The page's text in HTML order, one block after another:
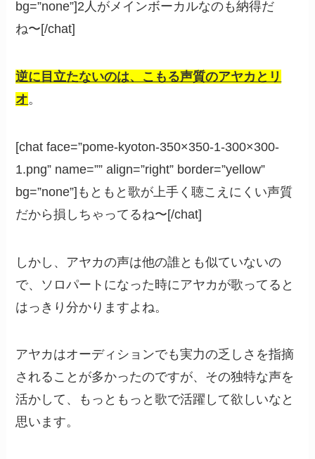
bg=”none”]2人がメインボーカルなのも納得だ
ね〜[/chat]
逆に目立たないのは、こもる声質のアヤカとリ
オ。
[chat face=”pome-kyoton-350×350-1-300×300-
1.png” name=”” align=”right” border=”yellow”
bg=”none”]もともと歌が上手く聴こえにくい声質
だから損しちゃってるね〜[/chat]
しかし、アヤカの声は他の誰とも似ていないの
で、ソロパートになった時にアヤカが歌ってると
はっきり分かりますよね。
アヤカはオーディションでも実力の乏しさを指摘
されることが多かったのですが、その独特な声を
活かして、もっともっと歌で活躍して欲しいなと
思います。